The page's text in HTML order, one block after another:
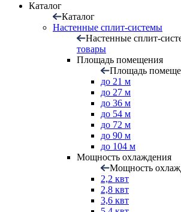
Каталог
Каталог
Настенные сплит-системы
Настенные сплит-
товары
Площадь помещения
Площадь
до 21 м
до 27 м
до 36 м
до 54 м
до 72 м
до 90 м
до 104 м
Мощность охлаждения
Мощность
2,2 квт
2,8 квт
3,6 квт